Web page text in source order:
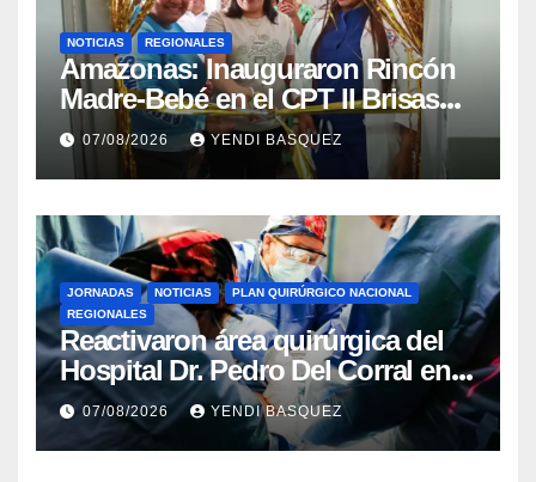
NOTICIAS REGIONALES
​Amazonas: Inauguraron Rincón
Madre-Bebé en el CPT II Brisas
del Aeropuerto ​Inauguraron
Rincón
07/08/2026 YENDI BASQUEZ
JORNADAS NOTICIAS
PLAN QUIRÚRGICO NACIONAL
REGIONALES
Reactivaron área quirúrgica del
Hospital Dr. Pedro Del Corral en
Guárico
07/08/2026 YENDI BASQUEZ